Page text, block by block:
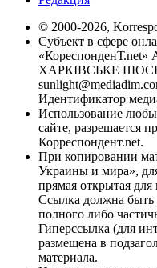
© 2000-2026,
Субъект в сфере
«КореспонденТ.net»
ХАРКІВСЬКЕ ШОСЕ,
Идентификатор
Использование
сайте, разрешается
Корреспондент.net.
При копировании
Украины и мира»,
прямая открытая
Ссылка должна быть
полного либо
Гиперссылка (для
размещена в
материала.